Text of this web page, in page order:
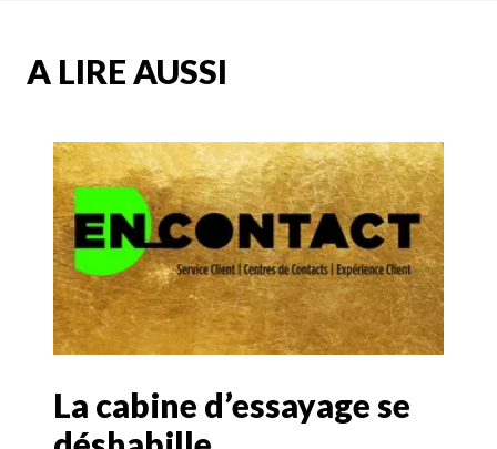
A LIRE AUSSI
La cabine d’essayage se